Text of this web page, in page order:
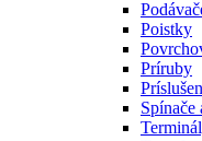
Poistky
Príruby
Spínače